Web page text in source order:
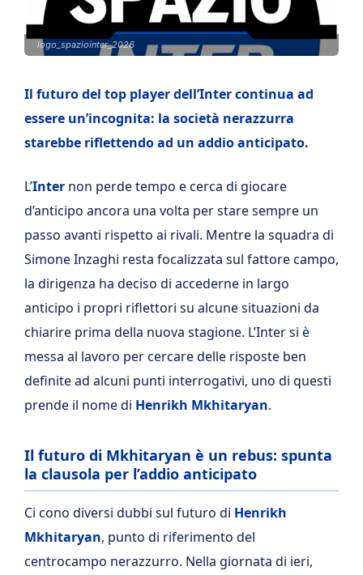
logo_spaziointer_2026
Il futuro del top player dell’Inter continua ad
essere un’incognita: la società nerazzurra
starebbe riflettendo ad un addio anticipato.
L’Inter non perde tempo e cerca di giocare
d’anticipo ancora una volta per stare sempre un
passo avanti rispetto ai rivali. Mentre la squadra di
Simone Inzaghi resta focalizzata sul fattore campo,
la dirigenza ha deciso di accederne in largo
anticipo i propri riflettori su alcune situazioni da
chiarire prima della nuova stagione. L’Inter si è
messa al lavoro per cercare delle risposte ben
definite ad alcuni punti interrogativi, uno di questi
prende il nome di Henrikh Mkhitaryan.
Il futuro di Mkhitaryan è un rebus: spunta
la clausola per l’addio anticipato
Ci cono diversi dubbi sul futuro di Henrikh
Mkhitaryan, punto di riferimento del
centrocampo nerazzurro. Nella giornata di ieri,